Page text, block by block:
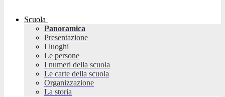
Scuola
Panoramica
Presentazione
I luoghi
Le persone
I numeri della scuola
Le carte della scuola
Organizzazione
La storia